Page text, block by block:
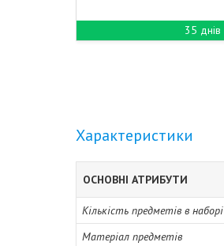
35 днів
Характеристики
ОСНОВНІ АТРИБУТИ
Кількість предметів в наборі
Матеріал предметів